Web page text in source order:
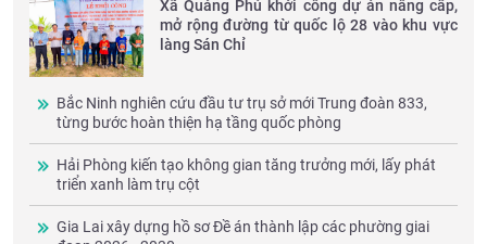
Xã Quảng Phú khởi công dự án nâng cấp,
mở rộng đường từ quốc lộ 28 vào khu vực
làng Sán Chỉ
Bắc Ninh nghiên cứu đầu tư trụ sở mới Trung đoàn 833,
từng bước hoàn thiện hạ tầng quốc phòng
Hải Phòng kiến tạo không gian tăng trưởng mới, lấy phát
triển xanh làm trụ cột
Gia Lai xây dựng hồ sơ Đề án thành lập các phường giai